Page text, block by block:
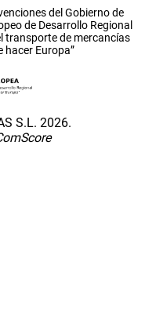
del Gobierno de
de Desarrollo Regional
transporte de mercancías
hacer Europa”
S.L. 2026.